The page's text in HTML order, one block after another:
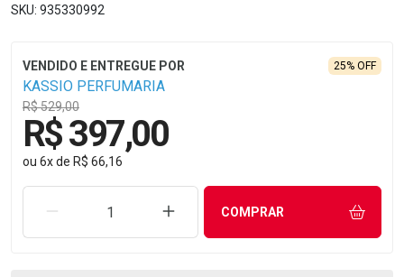
935330992
KASSIO PERFUMARIA
R$ 529,00
25% OFF
R$ 397,00
ou 6xde R$ 66,16
REMOVER UMA UNIDADEAUMENTAR UMA UNIDADE
COMPRAR